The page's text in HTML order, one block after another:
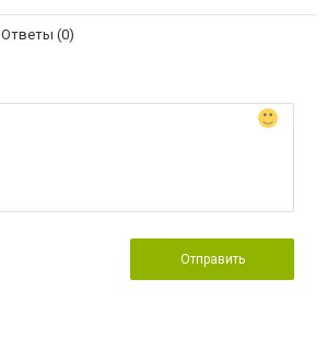
Ответы (0)
Отправить